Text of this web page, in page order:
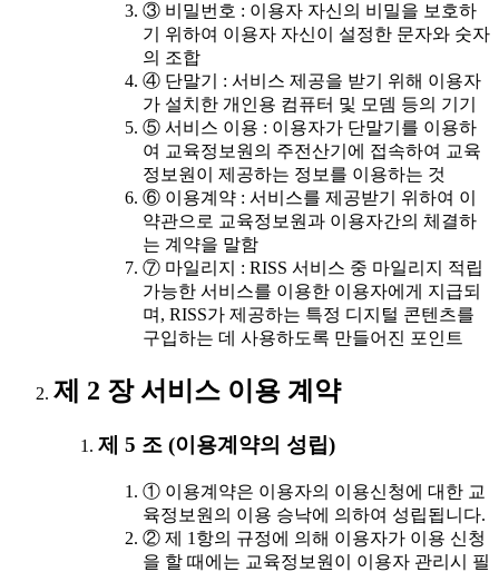
③ 비밀번호 : 이용자 자신의 비밀을 보호하
기 위하여 이용자 자신이 설정한 문자와 숫자
의 조합
④ 단말기 : 서비스 제공을 받기 위해 이용자
가 설치한 개인용 컴퓨터 및 모뎀 등의 기기
⑤ 서비스 이용 : 이용자가 단말기를 이용하
여 교육정보원의 주전산기에 접속하여 교육
정보원이 제공하는 정보를 이용하는 것
⑥ 이용계약 : 서비스를 제공받기 위하여 이
약관으로 교육정보원과 이용자간의 체결하
는 계약을 말함
⑦ 마일리지 : RISS 서비스 중 마일리지 적립
가능한 서비스를 이용한 이용자에게 지급되
며, RISS가 제공하는 특정 디지털 콘텐츠를
구입하는 데 사용하도록 만들어진 포인트
제 2 장 서비스 이용 계약
제 5 조 (이용계약의 성립)
① 이용계약은 이용자의 이용신청에 대한 교
육정보원의 이용 승낙에 의하여 성립됩니다.
② 제 1항의 규정에 의해 이용자가 이용 신청
을 할 때에는 교육정보원이 이용자 관리시 필